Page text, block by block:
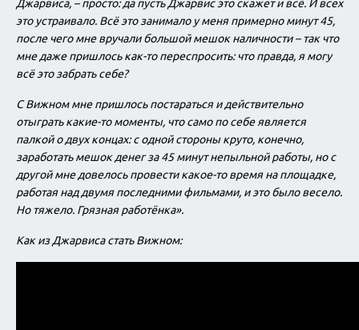
Джарвиса, – просто: да пусть Джарвис это скажет и всё. И всех
это устраивало. Всё это занимало у меня примерно минут 45,
после чего мне вручали большой мешок наличности – так что
мне даже пришлось как-то переспросить: что правда, я могу
всё это забрать себе?
С Вижном мне пришлось постараться и действительно
отыграть какие-то моменты, что само по себе является
палкой о двух концах: с одной стороны круто, конечно,
заработать мешок денег за 45 минут непыльной работы, но с
другой мне довелось провести какое-то время на площадке,
работая над двумя последними фильмами, и это было весело.
Но тяжело. Грязная работёнка».
Как из Джарвиса стать Вижном: